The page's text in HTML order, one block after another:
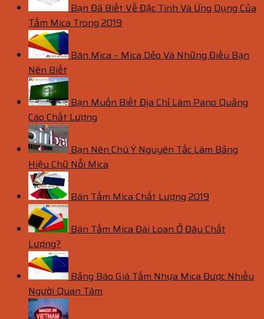
Bạn Đã Biết Về Đặc Tính Và Ứng Dụng Của
Tấm Mica Trong 2019
Bán Mica – Mica Dẻo Và Những Điều Bạn
Nên Biết
Bạn Muốn Biết Địa Chỉ Làm Pano Quảng
Cáo Chất Lượng
Bạn Nên Chú Ý Nguyên Tắc Làm Bảng
Hiệu Chữ Nổi Mica
Bán Tấm Mica Chất Lượng 2019
Bán Tấm Mica Đài Loan Ở Đâu Chất
Lượng?
Bảng Báo Giá Tấm Nhựa Mica Được Nhiều
Người Quan Tâm